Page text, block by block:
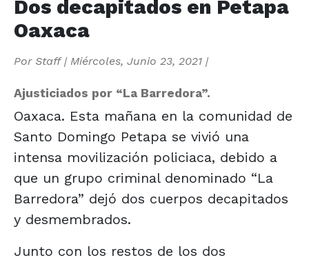
Dos decapitados en Petapa
Oaxaca
Por Staff| Miércoles, Junio 23, 2021 |
Ajusticiados por “La Barredora”.
Oaxaca. Esta mañana en la comunidad de
Santo Domingo Petapa se vivió una
intensa movilización policiaca, debido a
que un grupo criminal denominado “La
Barredora” dejó dos cuerpos decapitados
y desmembrados.
Junto con los restos de los dos